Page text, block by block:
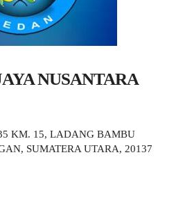
NUSANTARA
KM. 15, LADANG BAMBU
SUMATERA UTARA, 20137